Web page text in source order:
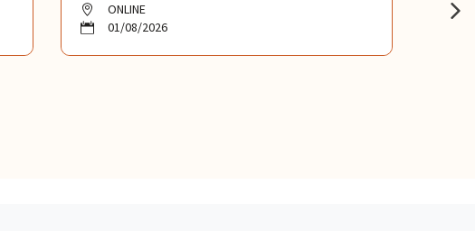
ONLINE
01/08/2026